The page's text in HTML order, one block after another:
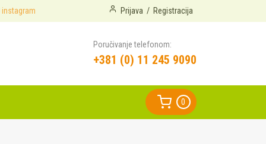
instagram Prijava / Registracija
Poručivanje telefonom:
+381 (0) 11 245 9090
0